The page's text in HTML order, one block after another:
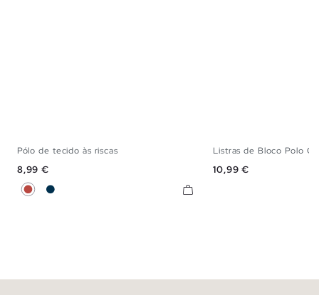
Pólo de tecido às riscas
Preço
8,99 €
TerracotaAzul Marinho
Listras de Bloco Polo
Preço
10,99 €